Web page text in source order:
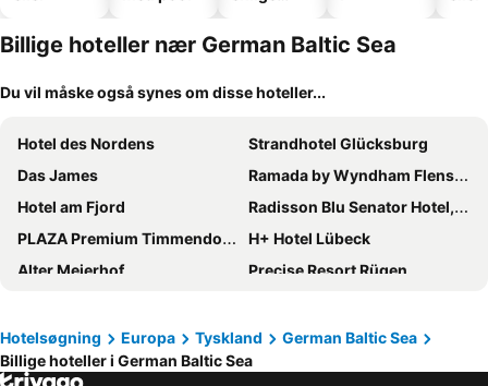
Billige hoteller nær German Baltic Sea
Du vil måske også synes om disse hoteller...
Hotel des Nordens
Strandhotel Glücksburg
Das James
Ramada by Wyndham Flensburg
Hotel am Fjord
Radisson Blu Senator Hotel, Lübeck
PLAZA Premium Timmendorfer Strand
H+ Hotel Lübeck
Alter Meierhof
Precise Resort Rügen
Central Hotel
Hotel Alte Post Flensburg
Premier Inn Lübeck City Centre
Park Inn by Radisson Lubeck
Hotelsøgning Europa Tyskland
German Baltic Sea
Billige hoteller i German Baltic Sea